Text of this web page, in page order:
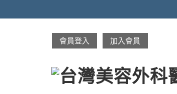
會員登入 加入會員